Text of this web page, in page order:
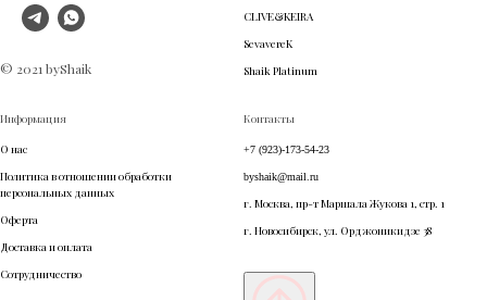
© 2021 byShaik
CLIVE&KEIRA
SevavereK
Shaik Platinum
Информация
О нас
Политика в отношении обработки
персональных данных
Оферта
Доставка и оплата
Сотрудничество
Контакты
+7 (923)-173-54-23
byshaik@mail.ru
г. Москва, пр-т Маршала Жукова 1, стр. 1
г. Новосибирск, ул. Орджоникидзе 38